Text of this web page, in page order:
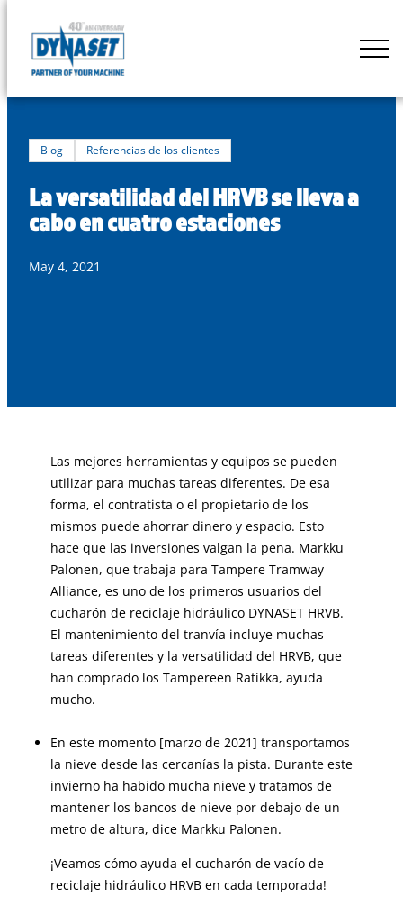
content
DYNASET
Blog Referencias de los clientes
La versatilidad del HRVB se lleva a
cabo en cuatro estaciones
May 4, 2021
Las mejores herramientas y equipos se pueden
utilizar para muchas tareas diferentes. De esa
forma, el contratista o el propietario de los
mismos puede ahorrar dinero y espacio. Esto
hace que las inversiones valgan la pena. Markku
Palonen, que trabaja para Tampere Tramway
Alliance, es uno de los primeros usuarios del
cucharón de reciclaje hidráulico DYNASET HRVB.
El mantenimiento del tranvía incluye muchas
tareas diferentes y la versatilidad del HRVB, que
han comprado los Tampereen Ratikka, ayuda
mucho.
En este momento [marzo de 2021] transportamos
la nieve desde las cercanías la pista. Durante este
invierno ha habido mucha nieve y tratamos de
mantener los bancos de nieve por debajo de un
metro de altura, dice Markku Palonen.
¡Veamos cómo ayuda el cucharón de vacío de
reciclaje hidráulico HRVB en cada temporada!